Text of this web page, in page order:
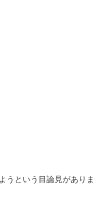
うという目論見がありま